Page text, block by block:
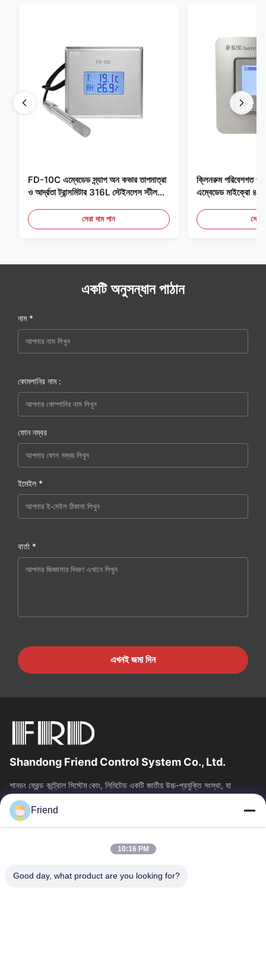
FD-10C এম্বেডেড স্ন্যাপ অন কভার তাপমাত্রা
ও আর্দ্রতা ট্রান্সমিটার 316L স্টেইনলেস স্টীল
সেরা দাম পান
ক্লিনরুম পরিবেশগত
এম্বেডেড মাইক্রো
সেরা
একটি অনুসন্ধান পাঠান
নাম *
কোমপানির নাম :
ফোন নম্বর
ইমেইল *
বার্তা *
এখনই জমা দিন
Shandong Friend Control System Co., Ltd.
শানডং ফ্রেন্ড কন্ট্রোল সিস্টেম কোং, লিমিটেড একটি জাতীয় উচ্চ-প্রযুক্তি সংস্থা, যা
ইন্সট্রুমেন্টেশন R&D, উত্পাদন এবং শিল্প নিয়ন্ত্রণ...
দ্রুত লিঙ্ক
আমাদের সম্পর্কে
কারখানা ভ্রমণ
মান নিয়ন্ত্রণ
Friend
10:16 PM
Good day, what product are you looking for?